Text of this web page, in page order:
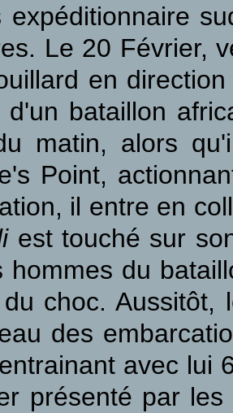
expéditionnaire
Le 20 Février,
en
d'un bataillon
matin, alors
Point,
il entre en
est touché sur
hommes du
du choc. Aussitôt,
des
avec lui
présenté par